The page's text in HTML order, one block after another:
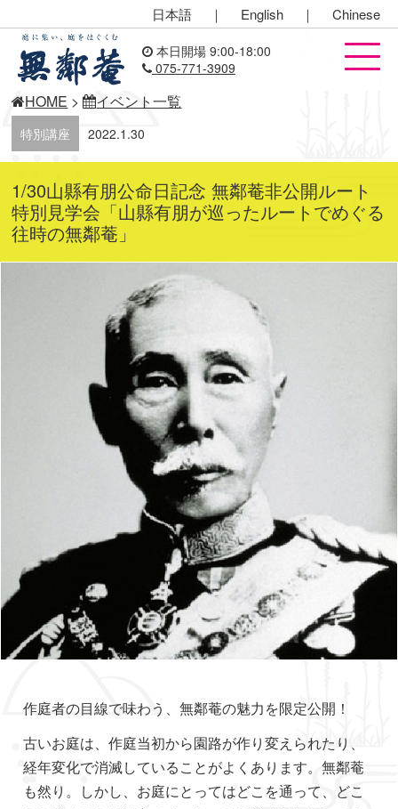
日本語 ｜ English ｜ Chinese
本日開場 9:00-18:00
075-771-3909
HOME > イベント一覧
特別講座 2022.1.30
1/30山縣有朋公命日記念 無鄰菴非公開ルート
特別見学会「山縣有朋が巡ったルートでめぐる
往時の無鄰菴」
作庭者の目線で味わう、無鄰菴の魅力を限定公開！
古いお庭は、作庭当初から園路が作り変えられたり、
経年変化で消滅していることがよくあります。無鄰菴
も然り。しかし、お庭にとってはどこを通って、どこ